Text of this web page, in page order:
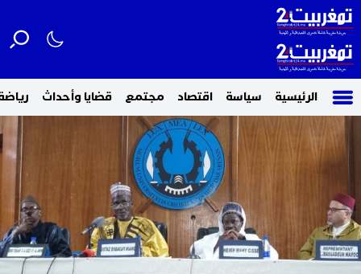
الرئيسية سياسة اقتصاد مجتمع قضايا وأحداث